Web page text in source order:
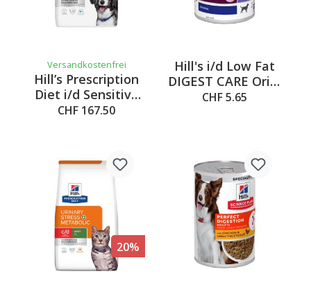
Versandkostenfrei
Hill’s Prescription
Diet i/d Sensitive
mit Ei und Reis,
CHF 167.50
Hill's i/d Low Fat
DIGEST CARE Orig,
360g
CHF 5.65
20%